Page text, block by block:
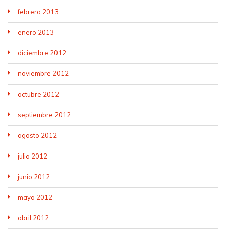
febrero 2013
enero 2013
diciembre 2012
noviembre 2012
octubre 2012
septiembre 2012
agosto 2012
julio 2012
junio 2012
mayo 2012
abril 2012